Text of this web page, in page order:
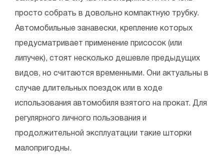
просто собрать в довольно компактную трубку.
Автомобильные занавески, крепление которых
предусматривает применение присосок (или
липучек), стоят несколько дешевле предыдущих
видов, но считаются временными. Они актуальны в
случае длительных поездок или в ходе
использования автомобиля взятого на прокат. Для
регулярного личного пользования и
продолжительной эксплуатации такие шторки
малопригодны.